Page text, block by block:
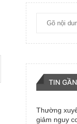
TIN
Thường
giảm nguy